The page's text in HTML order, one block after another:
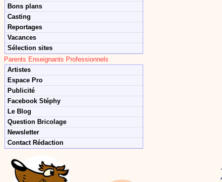
Bons plans
Casting
Reportages
Vacances
Sélection sites
Parents Enseignants Professionnels
Artistes
Espace Pro
Publicité
Facebook Stéphy
Le Blog
Question Bricolage
Newsletter
Contact Rédaction